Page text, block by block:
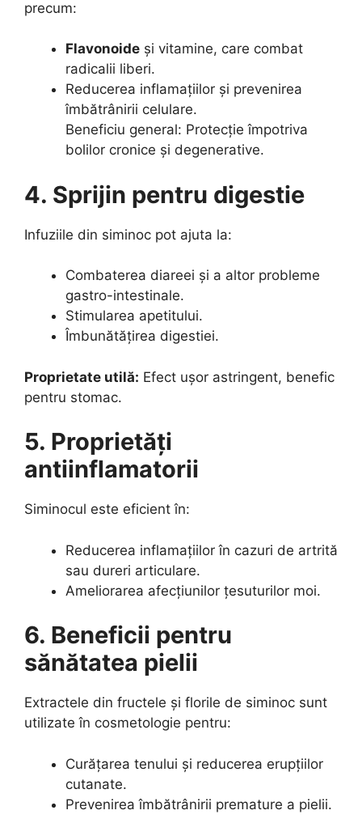
precum:
Flavonoide și vitamine, care combat
radicalii liberi.
Reducerea inflamațiilor și prevenirea
îmbătrânirii celulare.
Beneficiu general: Protecție împotriva
bolilor cronice și degenerative.
4. Sprijin pentru digestie
Infuziile din siminoc pot ajuta la:
Combaterea diareei și a altor probleme
gastro-intestinale.
Stimularea apetitului.
Îmbunătățirea digestiei.
Proprietate utilă: Efect ușor astringent, benefic
pentru stomac.
5. Proprietăți
antiinflamatorii
Siminocul este eficient în:
Reducerea inflamațiilor în cazuri de artrită
sau dureri articulare.
Ameliorarea afecțiunilor țesuturilor moi.
6. Beneficii pentru
sănătatea pielii
Extractele din fructele și florile de siminoc sunt
utilizate în cosmetologie pentru:
Curățarea tenului și reducerea erupțiilor
cutanate.
Prevenirea îmbătrânirii premature a pielii.